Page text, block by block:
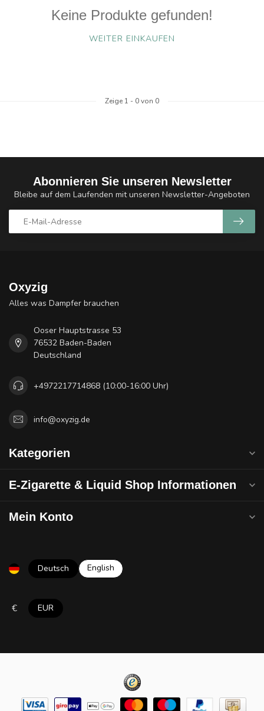
Keine Produkte gefunden!
WEITER EINKAUFEN
Zeige 1 - 0von 0
Abonnieren Sie unseren Newsletter
Bleibe auf dem Laufenden mit unseren Newsletter-Angeboten
Oxyzig
Alles was Dampfer brauchen
Ooser Hauptstrasse 53
76532 Baden-Baden
Deutschland
+4972217714868 (10:00-16:00 Uhr)
info@oxyzig.de
Kategorien
E-Zigarette & Liquid Shop Informationen
Mein Konto
Deutsch English
€ EUR